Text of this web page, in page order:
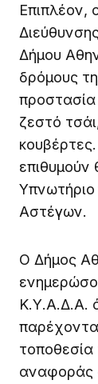
Επιπλέον,
Δήμου
δρόμους
προστασία
ζεστό
Αστέγων.
Ο Δήμος
Κ.Υ.Α.Δ.Α.
τοποθεσία
αναφοράς